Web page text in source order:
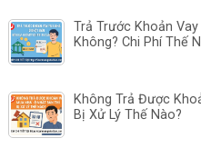
Trả Trước Khoản
Không? Chi Phí Thế
Không Trả Được
Bị Xử Lý Thế Nào?